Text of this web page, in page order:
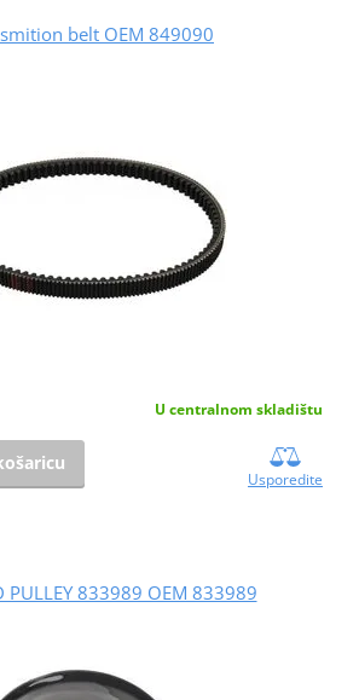
belt OEM 849090
U centralnom skladištu
Usporedite
PULLEY 833989 OEM 833989